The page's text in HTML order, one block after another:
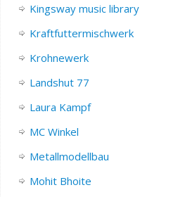
Kingsway music library
Kraftfuttermischwerk
Krohnewerk
Landshut 77
Laura Kampf
MC Winkel
Metallmodellbau
Mohit Bhoite